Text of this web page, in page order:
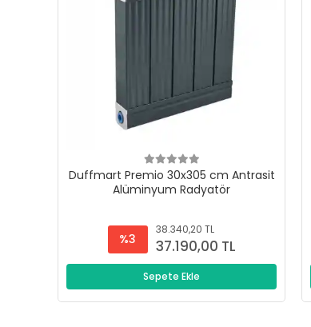
Duffmart Premio 30x305 cm Antrasit
Alüminyum Radyatör
%3
38.340,20 TL
37.190,00 TL
Sepete Ekle